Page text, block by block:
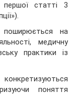
статті 3
на
медичну
практики із
поняття